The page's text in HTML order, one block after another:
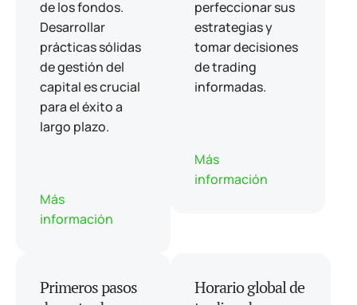
de los fondos.
Desarrollar
prácticas sólidas
de gestión del
capital es crucial
para el éxito a
largo plazo.
Más
información
perfeccionar sus
estrategias y
tomar decisiones
de trading
informadas.
Más
información
Primeros pasos
Horario global de